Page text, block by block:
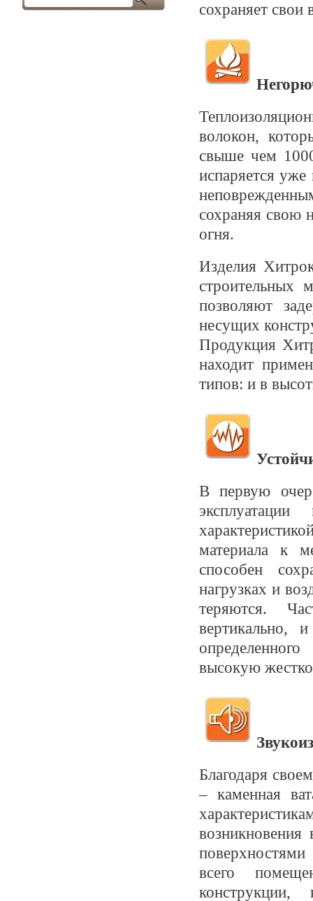
сохраняет свои
волокон,
свыше чем
испаряется
сохраняя свою
огня.
Изделия
позволяют
несущих
Продукция
находит
типов: и в
В первую
материала к
способен
нагрузках и
теряются.
вертикально,
высокую
Благодаря
– каменная
всего